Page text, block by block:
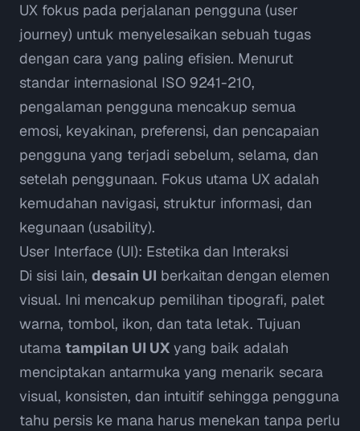
UX fokus pada perjalanan pengguna (user
journey) untuk menyelesaikan sebuah tugas
dengan cara yang paling efisien. Menurut
standar internasional ISO 9241-210,
pengalaman pengguna mencakup semua
emosi, keyakinan, preferensi, dan pencapaian
pengguna yang terjadi sebelum, selama, dan
setelah penggunaan. Fokus utama UX adalah
kemudahan navigasi, struktur informasi, dan
kegunaan (usability).
User Interface (UI): Estetika dan Interaksi
Di sisi lain, desain UI berkaitan dengan elemen
visual. Ini mencakup pemilihan tipografi, palet
warna, tombol, ikon, dan tata letak. Tujuan
utama tampilan UI UX yang baik adalah
menciptakan antarmuka yang menarik secara
visual, konsisten, dan intuitif sehingga pengguna
tahu persis ke mana harus menekan tanpa perlu